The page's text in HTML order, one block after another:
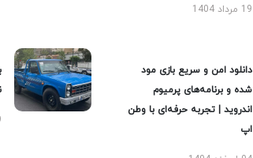
19 مرداد 1404
دانلود امن و سریع بازی مود
شده و برنامه‌های پرمیوم
اندروید | تجربه حرفه‌ای با وطن
اپ